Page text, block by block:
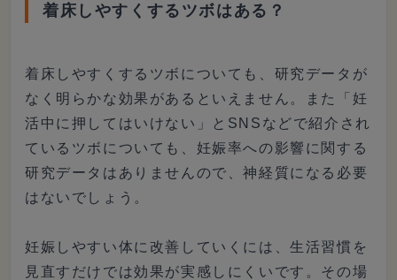
着床しやすくするツボはある？
着床しやすくするツボについても、研究データが
なく明らかな効果があるといえません。また「妊
活中に押してはいけない」とSNSなどで紹介され
ているツボについても、妊娠率への影響に関する
研究データはありませんので、神経質になる必要
はないでしょう。
妊娠しやすい体に改善していくには、生活習慣を
見直すだけでは効果が実感しにくいです。その場